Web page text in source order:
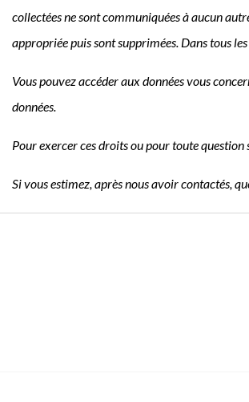
collectées ne sont communiquées à aucun
appropriée puis sont supprimées. Dans tous
Vous pouvez accéder aux données vous
données.
Pour exercer ces droits ou pour toute question
Si vous estimez, après nous avoir contactés,